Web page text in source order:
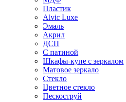
Пластик
Alvic Luxe
Эмаль
Акрил
ДСП
С патиной
Шкафы-купе с зеркалом
Матовое зеркало
Стекло
Цветное стекло
Пескоструй